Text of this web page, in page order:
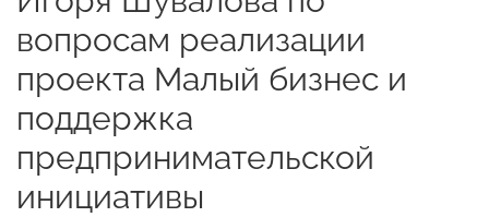
вопросам реализации
проекта Малый бизнес и
поддержка
предпринимательской
инициативы